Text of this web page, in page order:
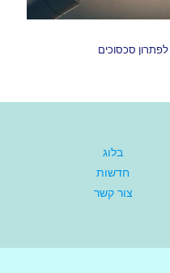
סכסוכים
בלוג
חדשות
צור קשר